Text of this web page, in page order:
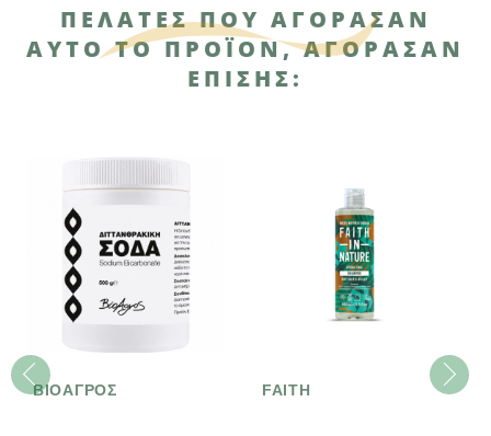
ΠΕΛΆΤΕΣ ΠΟΥ ΑΓΌΡΑΣΑΝ
ΑΥΤΌ ΤΟ ΠΡΟΪΌΝ, ΑΓΌΡΑΣΑΝ
ΕΠΊΣΗΣ:
ΒΙΟΑΓΡΟΣ FAITH